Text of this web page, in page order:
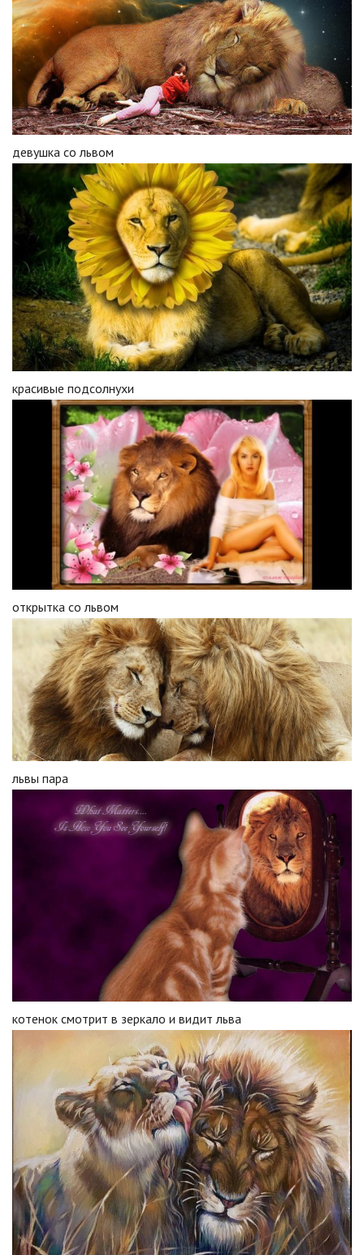
девушка со львом
красивые подсолнухи
открытка со львом
львы пара
котенок смотрит в зеркало и видит льва